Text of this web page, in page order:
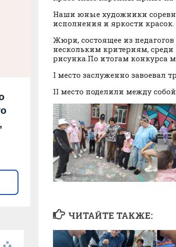
Наши юные художники
исполнения и яркости красок.
Жюри, состоящее из
нескольким критериям,
рисунка.По итогам конкурса
I место заслуженно завоевал
II место поделили между
ЧИТАЙТЕ ТАКЖЕ: